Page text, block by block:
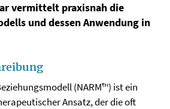
vermittelt praxisnah die
und dessen Anwendung in
(NARM™) ist ein
Ansatz, der die oft